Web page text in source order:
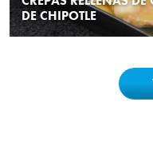
DE CHIPOTLE